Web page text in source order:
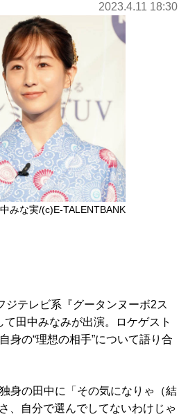
2023.4.11 18:30
みな実/(c)E-TALENTBANK
ジテレビ系『グータンヌーボ2ス
田中みなみが出演。ロケゲスト
身の“理想の相手”について語り合
身の田中に「その気になりゃ（結
、自分で選んでしてないわけじゃ